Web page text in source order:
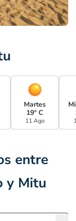
Martes
19° C
11 Ago
entre
y Mitu